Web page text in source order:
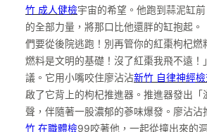
竹 成人健檢宇宙的希望。他跑到蒜泥缸
的全部力量，將那口比他還胖的缸抱起
們要從後院逃跑！別再管你的紅棗枸杞燃
燃料是文明的基礎！沒了紅棗我飛不遠！
議。它用小嘴咬住廖沾沾新竹 自律神經檢
啟了它背上的枸杞推進器。推進器發出「
聲，伴隨著一股濃郁的蔘味爆發。廖沾沾
竹 在職體檢99咬著他，一起從撞出來的